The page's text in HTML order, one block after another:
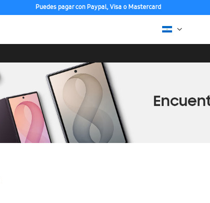
Puedes pagar con Paypal, Visa o Mastercard